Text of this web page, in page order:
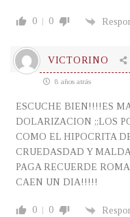
0 0
VICTORINO
8 años atrás
ESCUCHE BIEN!!!!ES
DOLARIZACION ;;LOS
COMO EL HIPOCRITA
CRUEDASDAD Y
PAGA RECUERDE
CAEN UN DIA!!!!!
0 0